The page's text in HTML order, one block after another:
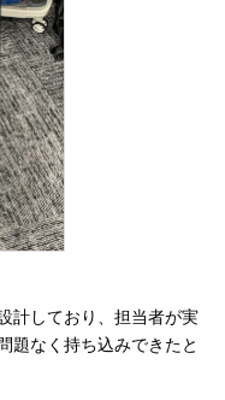
計しており、担当者が実
題なく持ち込みできたと